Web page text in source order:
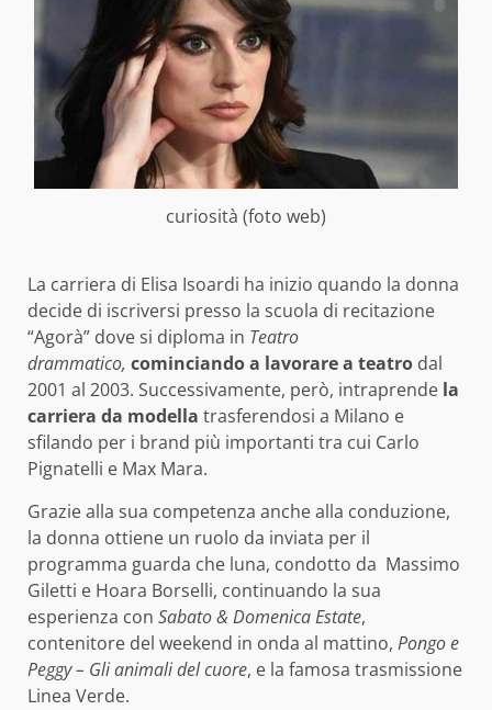
curiosità (foto web)
La carriera di Elisa Isoardi ha inizio quando la donna
decide di iscriversi presso la scuola di recitazione
“Agorà” dove si diploma in Teatro
drammatico, cominciando a lavorare a teatro dal
2001 al 2003. Successivamente, però, intraprende la
carriera da modella trasferendosi a Milano e
sfilando per i brand più importanti tra cui Carlo
Pignatelli e Max Mara.
Grazie alla sua competenza anche alla conduzione,
la donna ottiene un ruolo da inviata per il
programma guarda che luna, condotto da Massimo
Giletti e Hoara Borselli, continuando la sua
esperienza con Sabato & Domenica Estate,
contenitore del weekend in onda al mattino, Pongo e
Peggy – Gli animali del cuore, e la famosa trasmissione
Linea Verde.